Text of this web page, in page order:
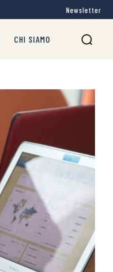
Newsletter
CHI SIAMO